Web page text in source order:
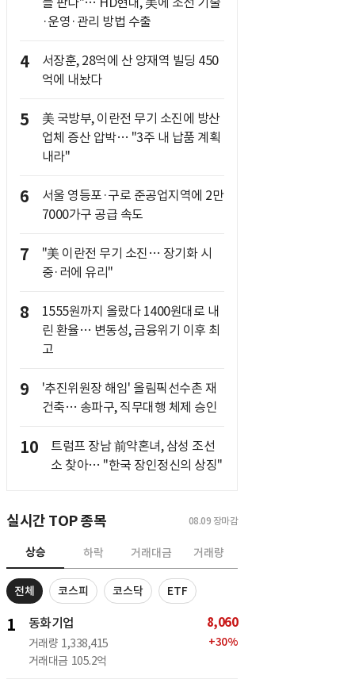
·운영·관리 방법 수출
4
서장훈, 28억에 산 양재역 빌딩 450
억에 내놨다
5
美 국방부, 이란전 무기 소진에 방산
업체 증산 압박… "3주 내 납품 계획
내라"
6
서울 영등포·구로 준공업지역에 2만
7000가구 공급 속도
7
"美 이란전 무기 소진… 장기화 시
중·러에 유리"
8
1555원까지 올랐다 1400원대로 내
린 환율… 변동성, 금융위기 이후 최
고
9
'추진위원장 해임' 올림픽선수촌 재
건축… 송파구, 직무대행 체제 승인
10
트럼프 장남 前약혼녀, 삼성 조선
소 찾아… "한국 장인정신의 상징"
실시간 TOP 종목 08.09 장마감
상승 하락 거래대금 거래량
전체 코스피 코스닥 ETF
1 동화기업
거래량 1,338,415
거래대금 105.2억
8,060
+30%